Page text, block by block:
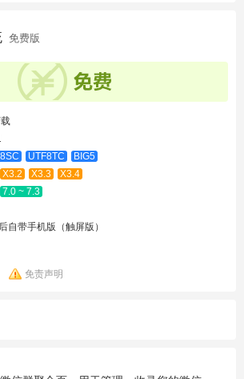
免费版
UTF8TC
BIG5
X3.2 X3.3
X3.4
7.0 ~ 7.3
自带手机版（触屏版）
免责声明